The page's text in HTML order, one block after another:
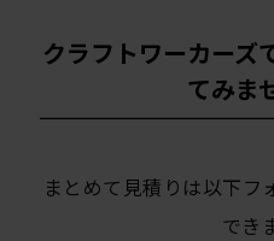
クラフトワーカーズ
てみま
まとめて見積りは以下フ
でき